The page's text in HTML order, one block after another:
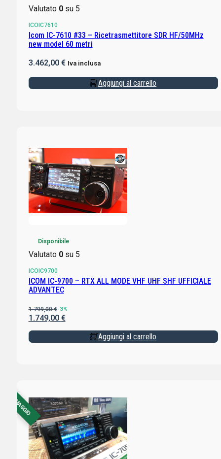
Valutato 0su 5
ICOIC7610
Icom IC-7610 #33 – Ricetrasmettitore SDR HF/50MHz
new model 60 metri
3.462,00 € Iva inclusa
Aggiungi al carrello
Disponibile
Valutato 0su 5
ICOIC9700
ICOM IC-9700 – RTX ALL MODE VHF UHF SHF UFFICIALE
ADVANTEC
1.799,00€-3%
1.749,00 €
Aggiungi al carrello
CON OMAGGIO